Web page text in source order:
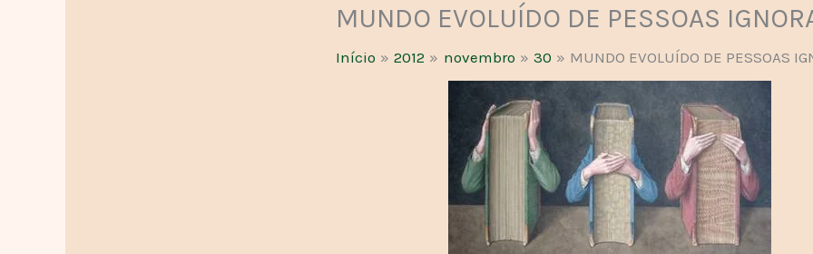
MUNDO EVOLUÍDO DE PESSOAS
Início 2012 novembro 30 MUNDO EVOLUÍDO DE PESSOAS